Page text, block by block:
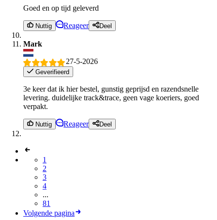
Goed en op tijd geleverd
Nuttig Reageer Deel
Mark
27-5-2026
Geverifieerd
3e keer dat ik hier bestel, gunstig geprijsd en razendsnelle
levering. duidelijke track&trace, geen vage koeriers, goed
verpakt.
Nuttig Reageer Deel
1
2
3
4
...
81
Volgende pagina